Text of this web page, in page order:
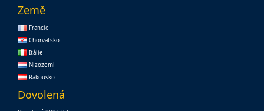
Země
Francie
Chorvatsko
Itálie
Nizozemí
Rakousko
Dovolená